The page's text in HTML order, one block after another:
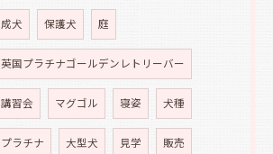
成犬 保護犬 庭
英国プラチナゴールデンレトリーバー
講習会 マグゴル 寝姿 犬種
プラチナ 大型犬 見学 販売